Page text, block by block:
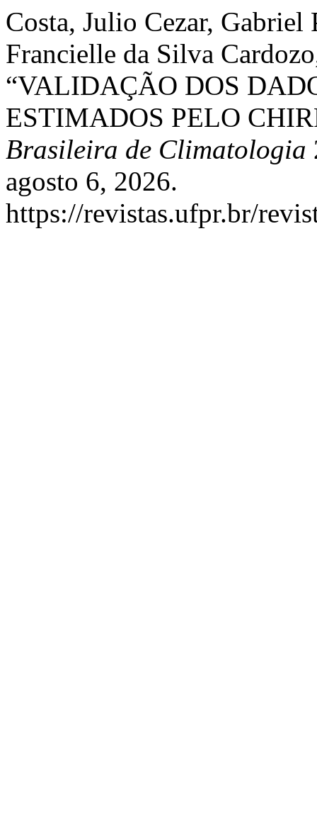
Costa, Julio Cezar,
Francielle da Silva
“VALIDAÇÃO DOS
ESTIMADOS PELO
Brasileira de Climatologia
agosto 6, 2026.
https://revistas.ufpr.br/